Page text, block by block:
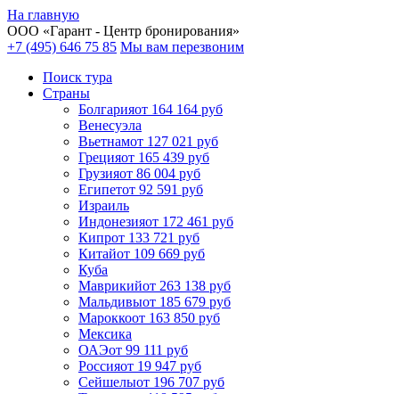
На главную
ООО «Гарант - Центр бронирования»
+7 (495) 646 75 85 Мы вам перезвоним
Поиск тура
Cтраны
Болгарияот 164 164 руб
Венесуэла
Вьетнамот 127 021 руб
Грецияот 165 439 руб
Грузияот 86 004 руб
Египетот 92 591 руб
Израиль
Индонезияот 172 461 руб
Кипрот 133 721 руб
Китайот 109 669 руб
Куба
Маврикийот 263 138 руб
Мальдивыот 185 679 руб
Мароккоот 163 850 руб
Мексика
ОАЭот 99 111 руб
Россияот 19 947 руб
Сейшелыот 196 707 руб